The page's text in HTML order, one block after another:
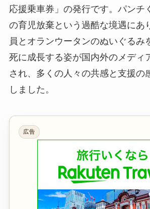
応援乗車券」の発行です。パンチ
の育児放棄という過酷な境遇にあ
員とオランウータンのぬいぐるみ
死に成長する姿が国内外のメディ
され、多くの人々の共感と支援の
しました。
広告